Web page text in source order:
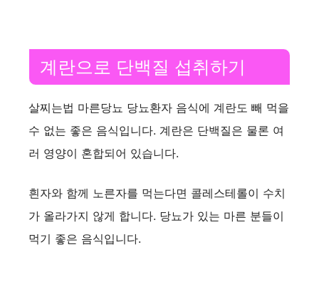
계란으로 단백질 섭취하기
살찌는법 마른당뇨 당뇨환자 음식에 계란도 빼 먹을
수 없는 좋은 음식입니다. 계란은 단백질은 물론 여
러 영양이 혼합되어 있습니다.
흰자와 함께 노른자를 먹는다면 콜레스테롤이 수치
가 올라가지 않게 합니다. 당뇨가 있는 마른 분들이
먹기 좋은 음식입니다.